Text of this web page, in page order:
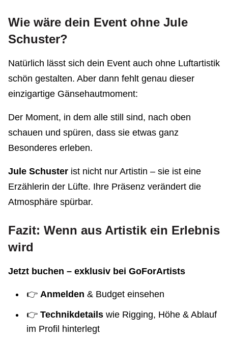
Wie wäre dein Event ohne Jule
Schuster?
Natürlich lässt sich dein Event auch ohne Luftartistik
schön gestalten. Aber dann fehlt genau dieser
einzigartige Gänsehautmoment:
Der Moment, in dem alle still sind, nach oben
schauen und spüren, dass sie etwas ganz
Besonderes erleben.
Jule Schuster ist nicht nur Artistin – sie ist eine
Erzählerin der Lüfte. Ihre Präsenz verändert die
Atmosphäre spürbar.
Fazit: Wenn aus Artistik ein Erlebnis
wird
Jetzt buchen – exklusiv bei GoForArtists
👉 Anmelden & Budget einsehen
👉 Technikdetails wie Rigging, Höhe & Ablauf
im Profil hinterlegt